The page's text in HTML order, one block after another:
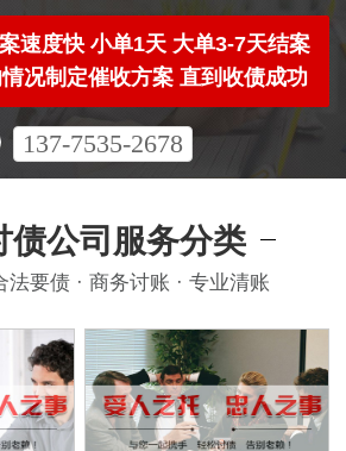
速度快 小单1天 大单3-7天结案
况制定催收方案 直到收债成功
137-7535-2678
债公司服务分类
法要债 · 商务讨账 · 专业清账